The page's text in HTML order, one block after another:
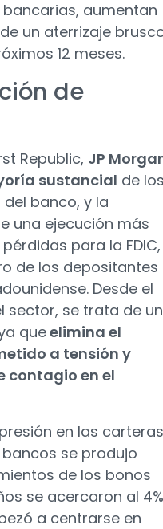
aumentan
un aterrizaje
12 meses.
de
Republic, JP
sustancial de
banco, y la
una ejecución más
para la FDIC,
de los depositantes
Desde el
sector, se trata de un
queelimina el
a tensión y
contagio en el
en las carteras
se produjo
de los bonos
se acercaron al 4%
a centrarse en